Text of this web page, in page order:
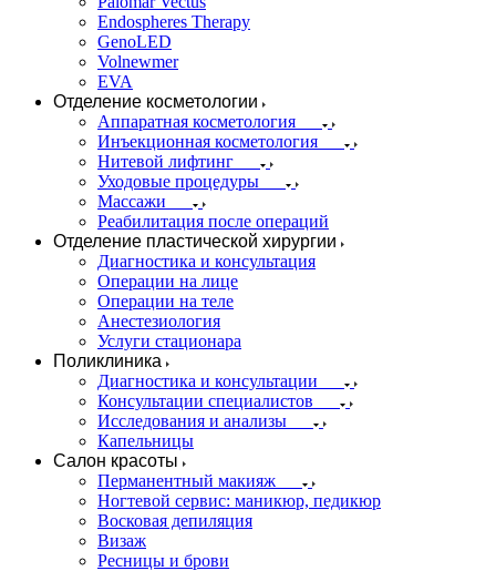
Endospheres Therapy
GenoLED
Volnewmer
EVA
Отделение косметологии
Аппаратная косметология
Инъекционная косметология
Нитевой лифтинг
Уходовые процедуры
Массажи
Реабилитация после операций
Отделение пластической хирургии
Диагностика и консультация
Операции на лице
Операции на теле
Анестезиология
Услуги стационара
Поликлиника
Диагностика и консультации
Консультации специалистов
Исследования и анализы
Капельницы
Салон красоты
Перманентный макияж
Ногтевой сервис: маникюр, педикюр
Восковая депиляция
Визаж
Ресницы и брови